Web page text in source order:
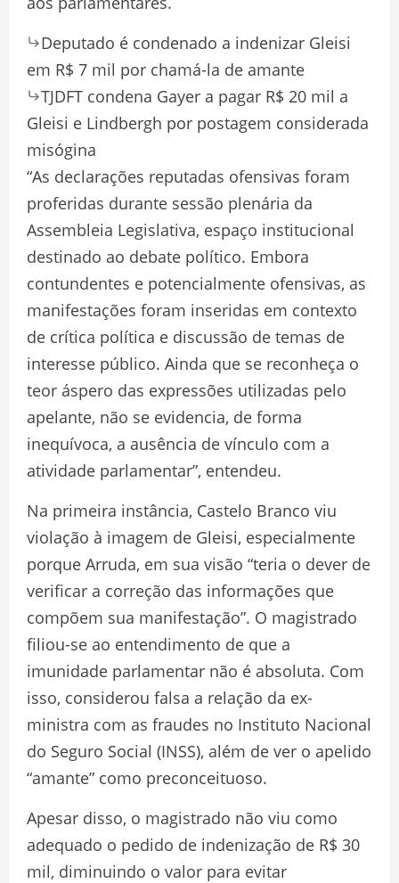
Deputado é condenado a indenizar Gleisi
em R$ 7 mil por chamá-la de amante
TJDFT condena Gayer a pagar R$ 20 mil a
Gleisi e Lindbergh por postagem considerada
misógina
“As declarações reputadas ofensivas foram
proferidas durante sessão plenária da
Assembleia Legislativa, espaço institucional
destinado ao debate político. Embora
contundentes e potencialmente ofensivas, as
manifestações foram inseridas em contexto
de crítica política e discussão de temas de
interesse público. Ainda que se reconheça o
teor áspero das expressões utilizadas pelo
apelante, não se evidencia, de forma
inequívoca, a ausência de vínculo com a
atividade parlamentar”, entendeu.
Na primeira instância, Castelo Branco viu
violação à imagem de Gleisi, especialmente
porque Arruda, em sua visão “teria o dever de
verificar a correção das informações que
compõem sua manifestação”. O magistrado
filiou-se ao entendimento de que a
imunidade parlamentar não é absoluta. Com
isso, considerou falsa a relação da ex-
ministra com as fraudes no Instituto Nacional
do Seguro Social (INSS), além de ver o apelido
“amante” como preconceituoso.
Apesar disso, o magistrado não viu como
adequado o pedido de indenização de R$ 30
mil, diminuindo o valor para evitar